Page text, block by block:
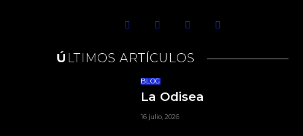
ÚLTIMOS ARTÍCULOS
BLOG
La Odisea
16 julio, 2026